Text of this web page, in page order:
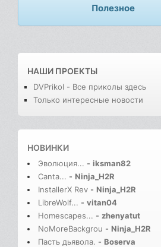
Полезное
НАШИ ПРОЕКТЫ
DVPrikol - Все приколы здесь
Только интересные новости
НОВИНКИ
Эволюция... - iksman82
Canta... - Ninja_H2R
InstallerX Rev - Ninja_H2R
LibreWolf... - vitan04
Homescapes... - zhenyatut
NoMoreBackgrou - Ninja_H2R
Пасть дьявола. - Boserva